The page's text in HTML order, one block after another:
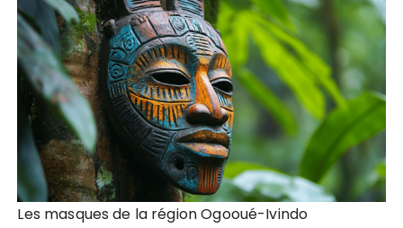
Les masques de la région Ogooué-Ivindo